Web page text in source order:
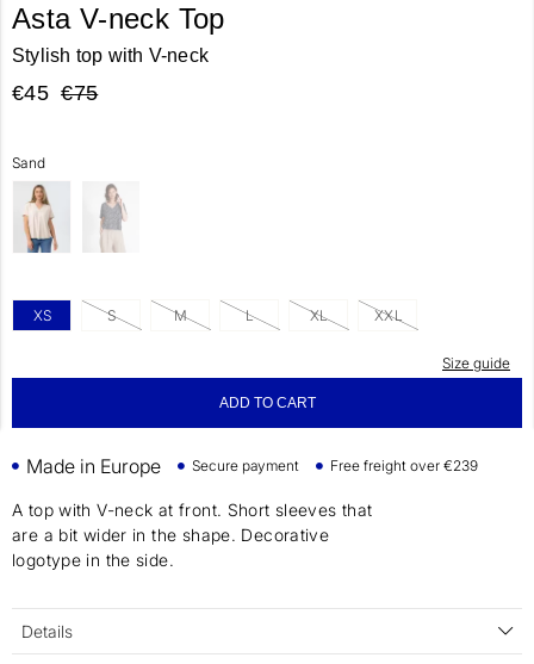
Asta V-neck Top
Stylish top with V-neck
€45 €75
Sand
XS S M L XL XXL
Size guide
ADD TO CART
Made in Europe Secure payment Free freight over €239
A top with V-neck at front. Short sleeves that
are a bit wider in the shape. Decorative
logotype in the side.
Details